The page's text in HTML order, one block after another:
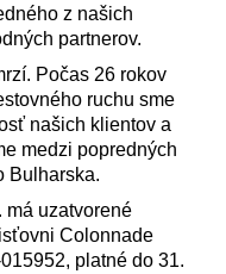
z našich
partnerov.
Počas 26 rokov
ruchu sme
našich klientov a
medzi popredných
Bulharska.
má uzatvorené
Colonnade
platné do 31.